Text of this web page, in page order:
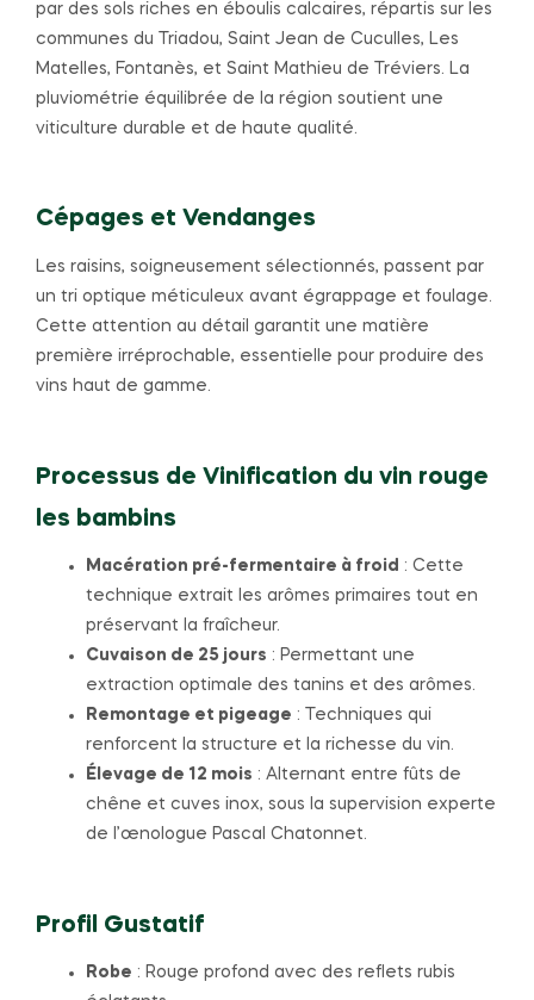
par des sols riches en éboulis calcaires, répartis sur les
communes du Triadou, Saint Jean de Cuculles, Les
Matelles, Fontanès, et Saint Mathieu de Tréviers. La
pluviométrie équilibrée de la région soutient une
viticulture durable et de haute qualité.
Cépages et Vendanges
Les raisins, soigneusement sélectionnés, passent par
un tri optique méticuleux avant égrappage et foulage.
Cette attention au détail garantit une matière
première irréprochable, essentielle pour produire des
vins haut de gamme.
Processus de Vinification du vin rouge
les bambins
Macération pré-fermentaire à froid : Cette
technique extrait les arômes primaires tout en
préservant la fraîcheur.
Cuvaison de 25 jours : Permettant une
extraction optimale des tanins et des arômes.
Remontage et pigeage : Techniques qui
renforcent la structure et la richesse du vin.
Élevage de 12 mois : Alternant entre fûts de
chêne et cuves inox, sous la supervision experte
de l’œnologue Pascal Chatonnet.
Profil Gustatif
Robe : Rouge profond avec des reflets rubis